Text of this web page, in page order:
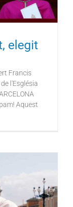
elegit
Francis
l'Església
Aquest